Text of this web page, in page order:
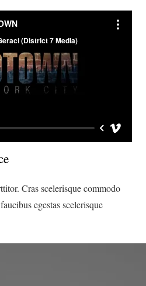
Cras scelerisque commodo
egestas scelerisque